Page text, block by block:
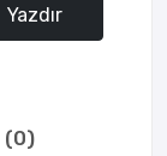
Yazdır
(0)